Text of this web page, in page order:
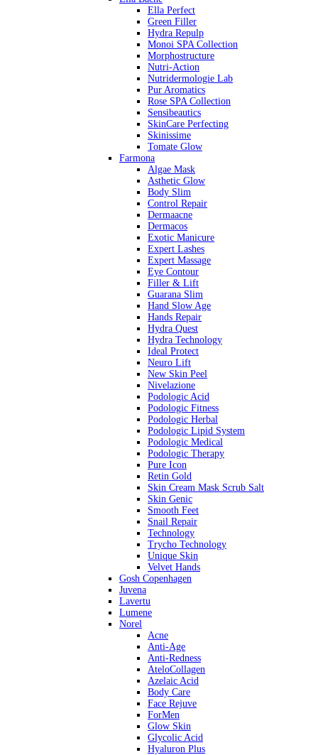
Ella Perfect
Green Filler
Hydra Repulp
Monoi SPA Collection
Morphostructure
Nutri-Action
Nutridermologie Lab
Pur Aromatics
Rose SPA Collection
Sensibeautics
SkinCare Perfecting
Skinissime
Tomate Glow
Farmona
Algae Mask
Asthetic Glow
Body Slim
Control Repair
Dermaacne
Dermacos
Exotic Manicure
Expert Lashes
Expert Massage
Eye Contour
Filler & Lift
Guarana Slim
Hand Slow Age
Hands Repair
Hydra Quest
Hydra Technology
Ideal Protect
Neuro Lift
New Skin Peel
Nivelazione
Podologic Acid
Podologic Fitness
Podologic Herbal
Podologic Lipid System
Podologic Medical
Podologic Therapy
Pure Icon
Retin Gold
Skin Cream Mask Scrub Salt
Skin Genic
Smooth Feet
Snail Repair
Technology
Trycho Technology
Unique Skin
Velvet Hands
Gosh Copenhagen
Juvena
Lavertu
Lumene
Norel
Acne
Anti-Age
Anti-Redness
AteloCollagen
Azelaic Acid
Body Care
Face Rejuve
ForMen
Glow Skin
Glycolic Acid
Hyaluron Plus